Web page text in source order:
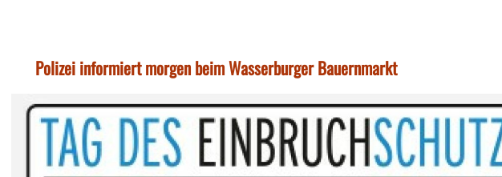
Polizei informiert morgen beim Wasserburger Bauernmarkt